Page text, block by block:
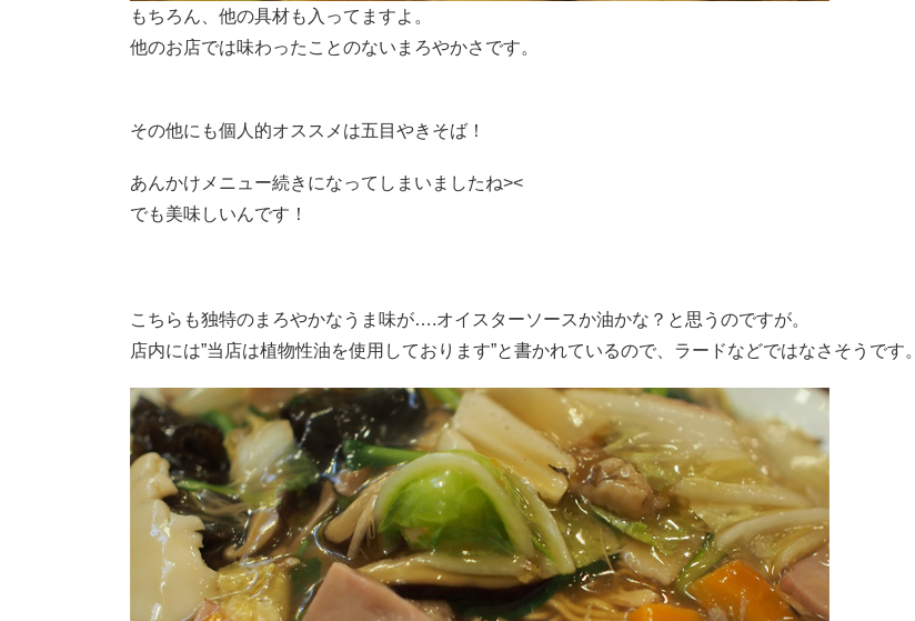
もちろん、他の具材も入ってますよ。
他のお店では味わったことのないまろやかさです。
その他にも個人的オススメは五目やきそば！
あんかけメニュー続きになってしまいましたね><
でも美味しいんです！
こちらも独特のまろやかなうま味が….オイスターソースか油かな？と思うのですが。
店内には”当店は植物性油を使用しております”と書かれているので、ラードなどではなさそうです。